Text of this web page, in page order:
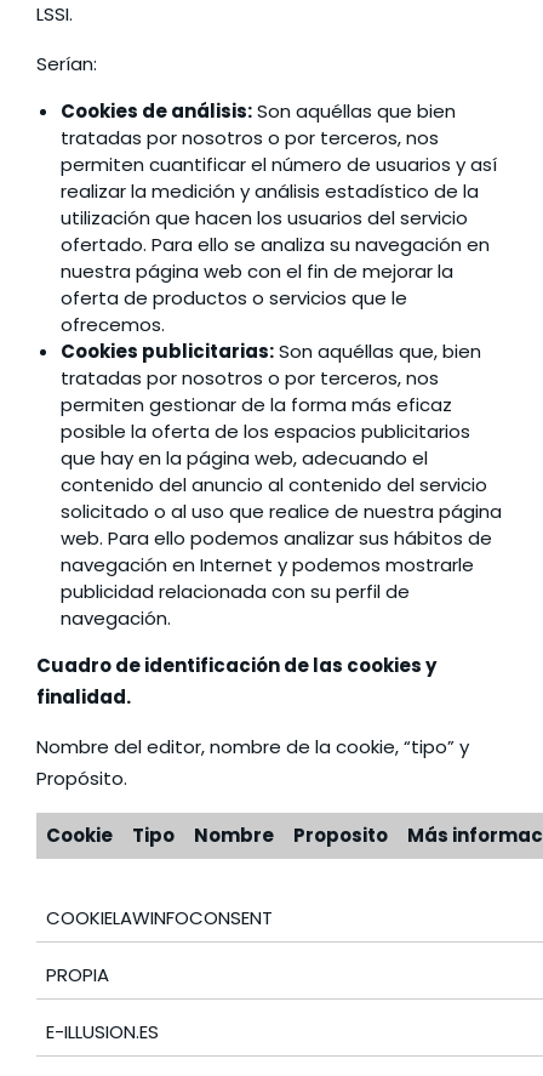
LSSI.
Serían:
Cookies de análisis:Son aquéllas que bien
tratadas por nosotros o por terceros, nos
permiten cuantificar el número de usuarios y así
realizar la medición y análisis estadístico de la
utilización que hacen los usuarios del servicio
ofertado. Para ello se analiza su navegación en
nuestra página web con el fin de mejorar la
oferta de productos o servicios que le
ofrecemos.
Cookies publicitarias:Son aquéllas que, bien
tratadas por nosotros o por terceros, nos
permiten gestionar de la forma más eficaz
posible la oferta de los espacios publicitarios
que hay en la página web, adecuando el
contenido del anuncio al contenido del servicio
solicitado o al uso que realice de nuestra página
web. Para ello podemos analizar sus hábitos de
navegación en Internet y podemos mostrarle
publicidad relacionada con su perfil de
navegación.
Cuadro de identificación de las cookies y
finalidad.
Nombre del editor, nombre de la cookie, “tipo” y
Propósito.
Cookie Tipo Nombre Proposito Más
COOKIELAWINFOCONSENT
PROPIA
E-ILLUSION.ES